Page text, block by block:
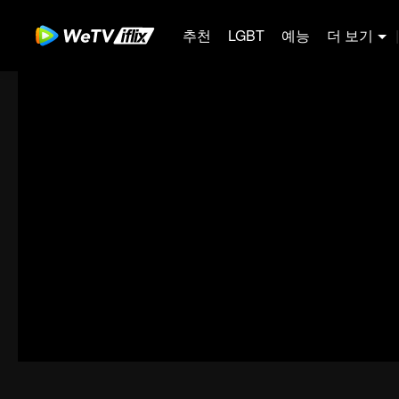
추천 LGBT 예능 더 보기 |